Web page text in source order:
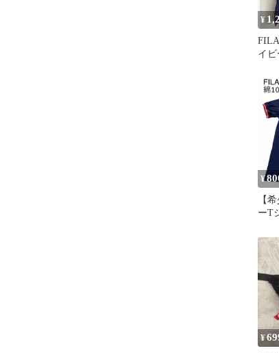
¥
イ
¥
【
ーT
¥